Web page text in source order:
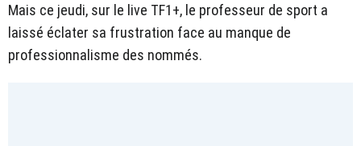
Mais ce jeudi, sur le live TF1+, le professeur de sport a
laissé éclater sa frustration face au manque de
professionnalisme des nommés.